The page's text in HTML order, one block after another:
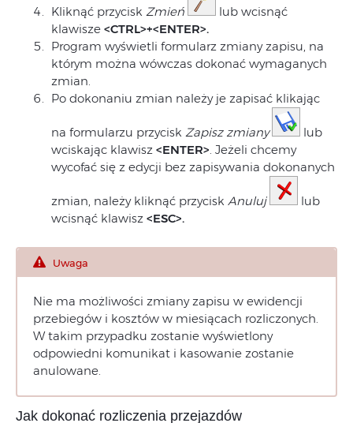
Kliknąć przycisk Zmień
lub wcisnąć
klawisze <CTRL>+<ENTER>.
Program wyświetli formularz zmiany zapisu, na
którym można wówczas dokonać wymaganych
zmian.
Po dokonaniu zmian należy je zapisać klikając
na formularzu przycisk Zapisz zmiany
lub
wciskając klawisz <ENTER>. Jeżeli chcemy
wycofać się z edycji bez zapisywania dokonanych
zmian, należy kliknąć przycisk Anuluj
lub
wcisnąć klawisz <ESC>.
Uwaga
Nie ma możliwości zmiany zapisu w ewidencji
przebiegów i kosztów w miesiącach rozliczonych.
W takim przypadku zostanie wyświetlony
odpowiedni komunikat i kasowanie zostanie
anulowane.
Jak dokonać rozliczenia przejazdów